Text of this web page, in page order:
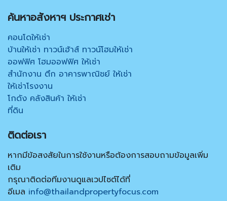
ค้นหาอสังหาฯ ประกาศเช่า
คอนโดให้เช่า
บ้านให้เช่า ทาวน์เฮ้าส์ ทาวน์โฮมให้เช่า
ออฟฟิศ โฮมออฟฟิศ ให้เช่า
สำนักงาน ตึก อาคารพาณิชย์ ให้เช่า
ให้เช่าโรงงาน
โกดัง คลังสินค้า ให้เช่า
ที่ดิน
ติดต่อเรา
หากมีข้อสงสัยในการใช้งานหรือต้องการสอบถามข้อมูลเพิ่ม
เติม
กรุณาติดต่อทีมงานดูแลเวปไซต์ได้ที่
อีเมล info@thailandpropertyfocus.com